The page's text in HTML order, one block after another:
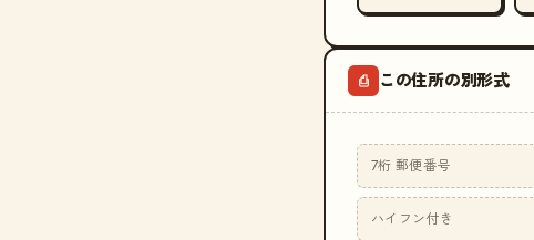
⎙ この住所の別形式
7桁 郵便番号
ハイフン付き